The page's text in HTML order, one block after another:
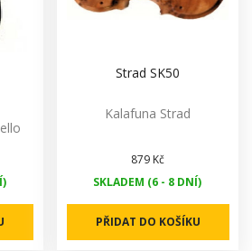
Strad SK50
Kalafuna Strad
879 Kč
SKLADEM (6 - 8 DNÍ)
PŘIDAT DO KOŠÍKU